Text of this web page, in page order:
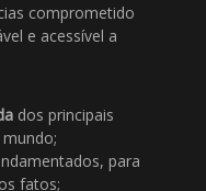
comprometido
e acessível a
dos principais
para
fatos;